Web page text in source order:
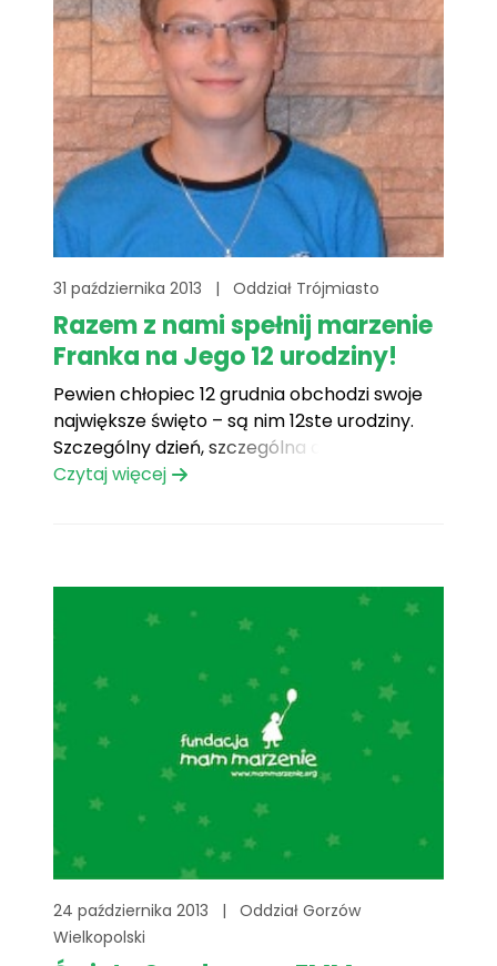
31 października 2013 | Oddział Trójmiasto
Razem z nami spełnij marzenie
Franka na Jego 12 urodziny!
Pewien chłopiec 12 grudnia obchodzi swoje
największe święto – są nim 12ste urodziny.
Szczególny dzień, szczególna data. Chłopiec
ten jest podopiecznym Fundacji Mam
numer konta FMM kwotę równoważną
wartości[...]
Czytaj więcej
24 października 2013 |
Oddział Gorzów
Wielkopolski